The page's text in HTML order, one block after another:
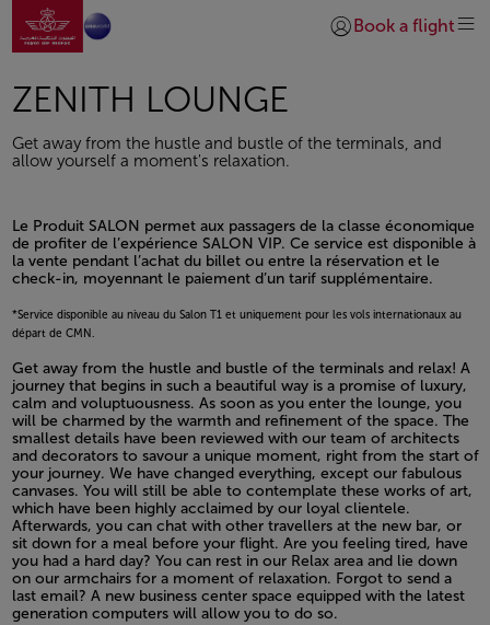
Saut au contenu principal
Aller à la page accueil
Se connecter |
Book a flight
ZENITH LOUNGE
Get away from the hustle and bustle of the terminals, and
allow yourself a moment's relaxation.
Le Produit SALON permet aux passagers de la classe économique
de profiter de l’expérience SALON VIP. Ce service est disponible à
la vente pendant l’achat du billet ou entre la réservation et le
check-in, moyennant le paiement d’un tarif supplémentaire.
*Service disponible au niveau du Salon T1 et uniquement pour les vols internationaux au
départ de CMN.
Open in a new window
Get away from the hustle and bustle of the terminals and relax! A
journey that begins in such a beautiful way is a promise of luxury,
calm and voluptuousness. As soon as you enter the lounge, you
will be charmed by the warmth and refinement of the space. The
smallest details have been reviewed with our team of architects
and decorators to savour a unique moment, right from the start of
your journey. We have changed everything, except our fabulous
canvases. You will still be able to contemplate these works of art,
which have been highly acclaimed by our loyal clientele.
Afterwards, you can chat with other travellers at the new bar, or
sit down for a meal before your flight. Are you feeling tired, have
you had a hard day? You can rest in our Relax area and lie down
on our armchairs for a moment of relaxation. Forgot to send a
last email? A new business center space equipped with the latest
generation computers will allow you to do so.